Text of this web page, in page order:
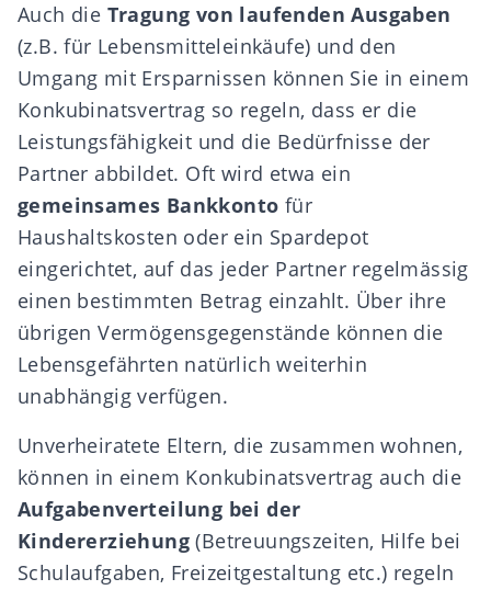
Auch die Tragung von laufenden Ausgaben
(z.B. für Lebensmitteleinkäufe) und den
Umgang mit Ersparnissen können Sie in einem
Konkubinatsvertrag so regeln, dass er die
Leistungsfähigkeit und die Bedürfnisse der
Partner abbildet. Oft wird etwa ein
gemeinsames Bankkonto für
Haushaltskosten oder ein Spardepot
eingerichtet, auf das jeder Partner regelmässig
einen bestimmten Betrag einzahlt. Über ihre
übrigen Vermögensgegenstände können die
Lebensgefährten natürlich weiterhin
unabhängig verfügen.
Unverheiratete Eltern, die zusammen wohnen,
können in einem Konkubinatsvertrag auch die
Aufgabenverteilung bei der
Kindererziehung (Betreuungszeiten, Hilfe bei
Schulaufgaben, Freizeitgestaltung etc.) regeln